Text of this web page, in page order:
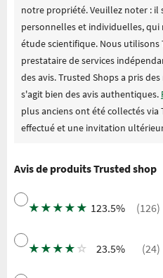
notre propriété. Veuillez noter : il
personnelles et individuelles, qui
étude scientifique. Nous
prestataire de services
des avis. Trusted Shops a pris
s'agit bien des avis authentiques.
plus anciens ont été collectés
effectué et une invitation
Avis de produits Trusted shop
★ ★ ★ ★ ★ 123.5% (126)
★ ★ ★ ★ ☆ 23.5% (24)